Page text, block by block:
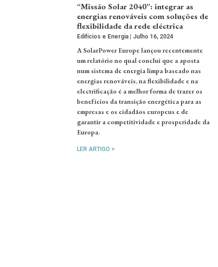
“Missão Solar 2040”: integrar as
energias renováveis com soluções de
flexibilidade da rede eléctrica
Edifícios e Energia Julho 16, 2024
A SolarPower Europe lançou recentemente
um relatório no qual conclui que a aposta
num sistema de energia limpa baseado nas
energias renováveis, na flexibilidade e na
electrificação é a melhor forma de trazer os
benefícios da transição energética para as
empresas e os cidadãos europeus e de
garantir a competitividade e prosperidade da
Europa.
LER ARTIGO >